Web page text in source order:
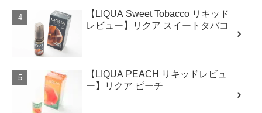
【LIQUA Sweet Tobacco リキッド
レビュー】リクア スイートタバコ
【LIQUA PEACH リキッドレビュ
ー】リクア ピーチ